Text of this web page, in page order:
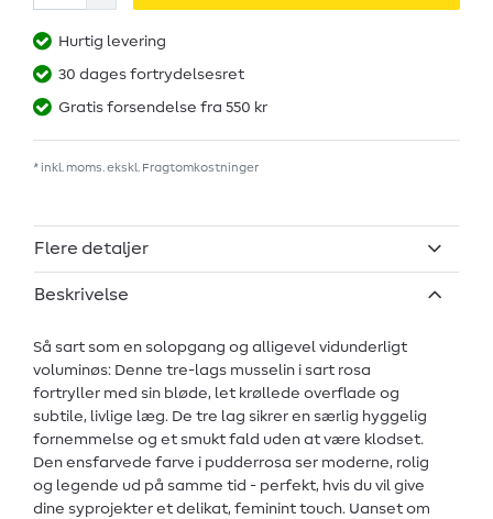
Hurtig levering
30 dages fortrydelsesret
Gratis forsendelse fra 550 kr
* inkl. moms. ekskl. Fragtomkostninger
Flere detaljer
Beskrivelse
Så sart som en solopgang og alligevel vidunderligt
voluminøs: Denne tre-lags musselin i sart rosa
fortryller med sin bløde, let krøllede overflade og
subtile, livlige læg. De tre lag sikrer en særlig hyggelig
fornemmelse og et smukt fald uden at være klodset.
Den ensfarvede farve i pudderrosa ser moderne, rolig
og legende ud på samme tid - perfekt, hvis du vil give
dine syprojekter et delikat, feminint touch. Uanset om